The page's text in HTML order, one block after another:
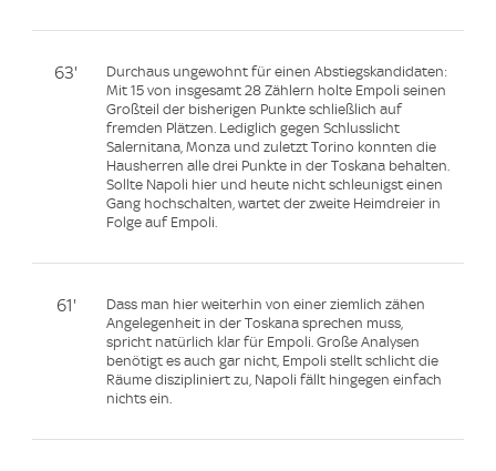
63'
Durchaus ungewohnt für einen Abstiegskandidaten:
Mit 15 von insgesamt 28 Zählern holte Empoli seinen
Großteil der bisherigen Punkte schließlich auf
fremden Plätzen. Lediglich gegen Schlusslicht
Salernitana, Monza und zuletzt Torino konnten die
Hausherren alle drei Punkte in der Toskana behalten.
Sollte Napoli hier und heute nicht schleunigst einen
Gang hochschalten, wartet der zweite Heimdreier in
Folge auf Empoli.
61'
Dass man hier weiterhin von einer ziemlich zähen
Angelegenheit in der Toskana sprechen muss,
spricht natürlich klar für Empoli. Große Analysen
benötigt es auch gar nicht, Empoli stellt schlicht die
Räume diszipliniert zu, Napoli fällt hingegen einfach
nichts ein.